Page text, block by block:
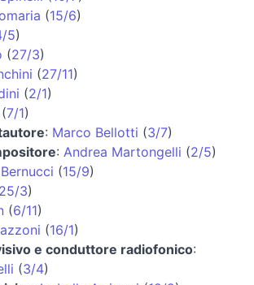
(15/6)
5)
(27/3)
(27/11)
(2/1)
(7/1)
: Marco Bellotti (3/7)
: Andrea Martongelli (2/5)
(15/9)
25/3)
(6/11)
(16/1)
e conduttore radiofonico:
(3/4)